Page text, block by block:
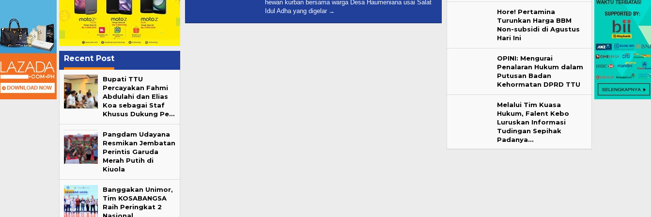
Recent Post
Bupati TTU
Percayakan Fahmi
Abdulahi dan Elias
Koa sebagai Staf
Khusus Dukung Pe…
Pangdam Udayana
Resmikan Jembatan
Perintis Garuda
Merah Putih di
Kiuola
Banggakan Unimor,
Tim KOSABANGSA
Raih Peringkat 2
hewan kurban bersama warga Desa Haumeniana usai Salat
Idul Adha yang digelar
Hore! Pertamina
Turunkan Harga BBM
Non-subsidi di Agustus
Hari Ini
OPINI: Mengurai
Penalaran Hukum dalam
Putusan Badan
Kehormatan DPRD TTU
Melalui Tim Kuasa
Hukum, Falent Kebo
Luruskan Informasi
Tudingan Sepihak
Padanya…